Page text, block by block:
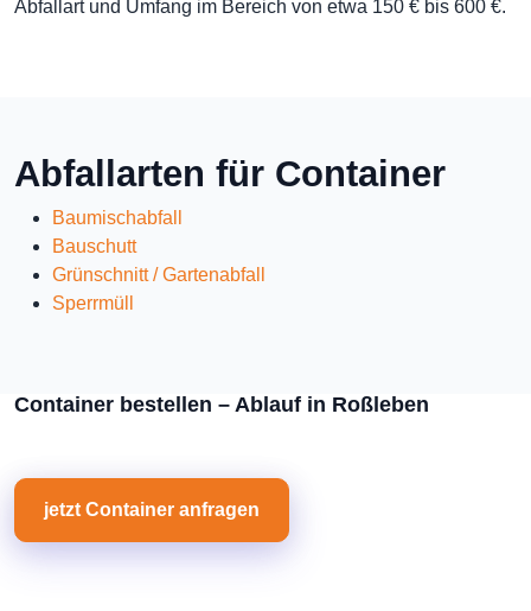
Abfallart und Umfang im Bereich von etwa 150 € bis 600 €.
Abfallarten für Container
Baumischabfall
Bauschutt
Grünschnitt / Gartenabfall
Sperrmüll
Container bestellen – Ablauf in Roßleben
jetzt Container anfragen